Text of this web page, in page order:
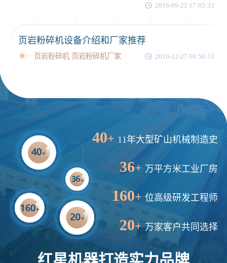
2018-09-22 17:02:33
页岩粉碎机设备介绍和厂家推荐
页岩粉碎机 页岩粉碎机厂家 2016-12-27 08:56:33
40+ 11年大型矿山机械制造史
36+ 万平方米工业厂房
160+ 位高级研发工程师
20+ 万家客户共同选择